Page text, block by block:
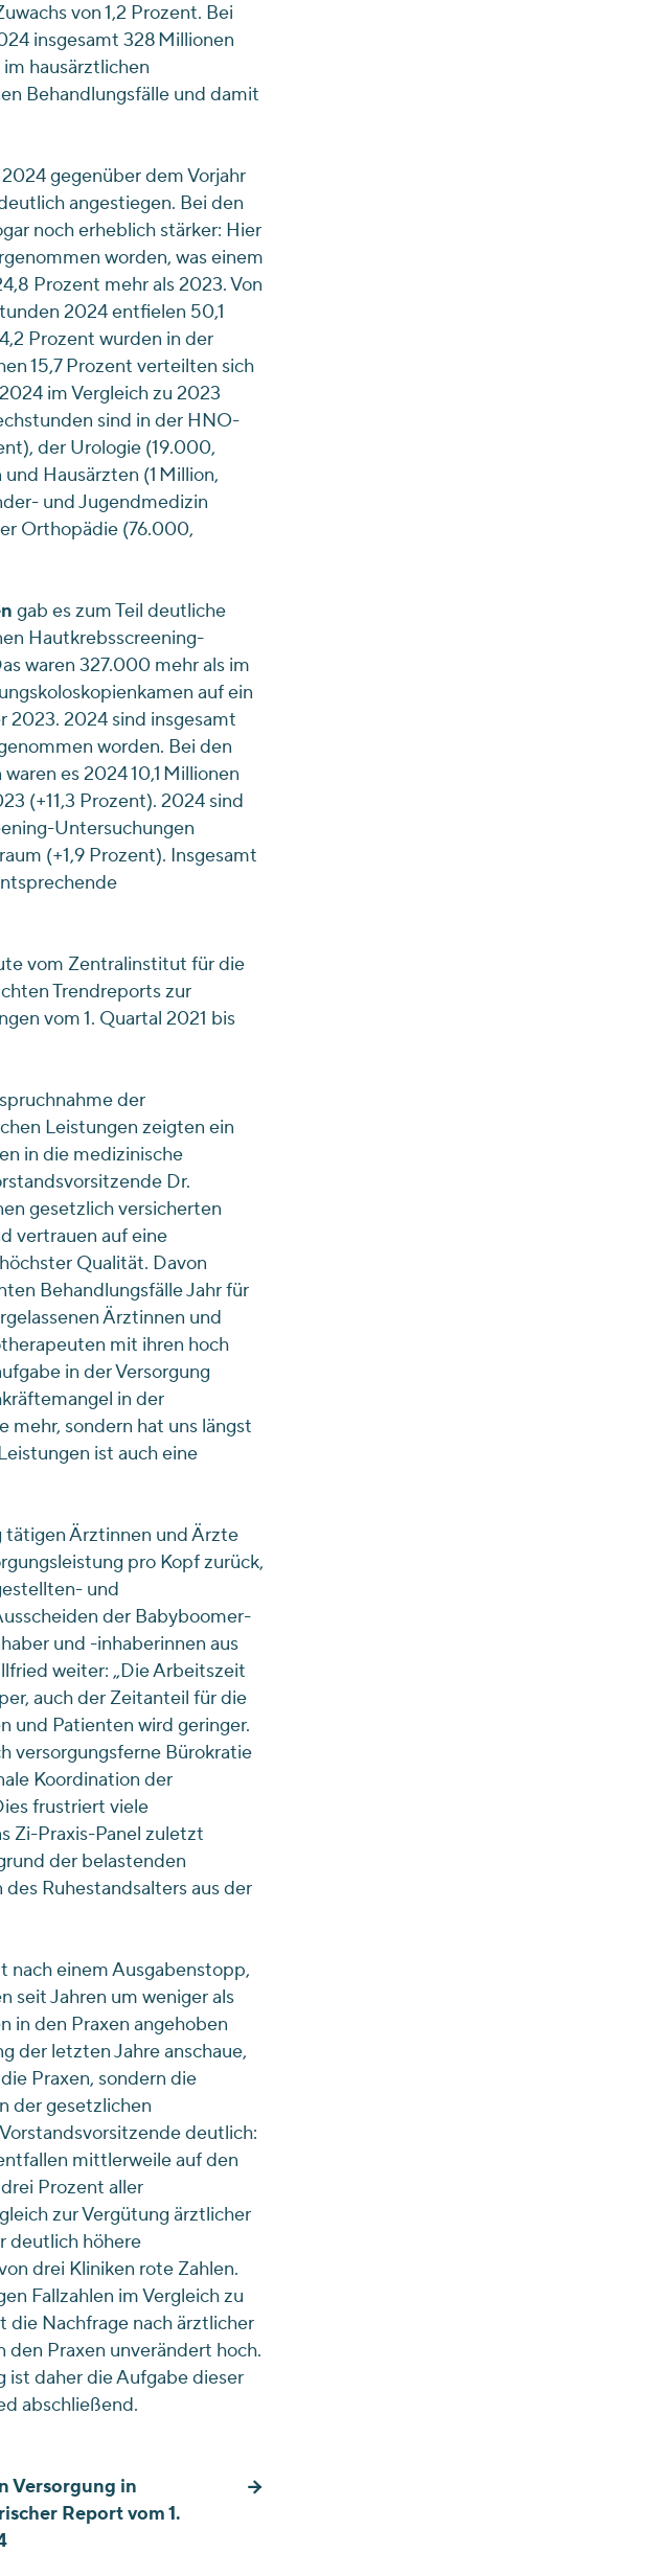
von 1,2 Prozent. Bei
insgesamt 328 Millionen
hausärztlichen
Behandlungsfälle und damit
gegenüber dem Vorjahr
angestiegen. Bei den
noch erheblich stärker: Hier
worden, was einem
Prozent mehr als 2023. Von
2024 entfielen 50,1
Prozent wurden in der
15,7 Prozent verteilten sich
im Vergleich zu 2023
sind in der HNO-
der Urologie (19.000,
Hausärzten (1 Million,
und Jugendmedizin
Orthopädie (76.000,
gab es zum Teil deutliche
Hautkrebsscreening-
waren 327.000 mehr als im
kamen auf ein
2023. 2024 sind insgesamt
worden. Bei den
es 2024 10,1 Millionen
(+11,3 Prozent). 2024 sind
Untersuchungen
(+1,9 Prozent). Insgesamt
vom Zentralinstitut für die
Trendreports zur
vom 1. Quartal 2021 bis
der
Leistungen zeigten ein
in die medizinische
Dr.
gesetzlich versicherten
vertrauen auf eine
Qualität. Davon
Behandlungsfälle Jahr für
Ärztinnen und
mit ihren hoch
in der Versorgung
in der
mehr, sondern hat uns längst
ist auch eine
tätigen Ärztinnen und Ärzte
pro Kopf zurück,
und
der Babyboomer-
und -inhaberinnen aus
weiter: „Die Arbeitszeit
auch der Zeitanteil für die
und Patienten wird geringer.
versorgungsferne Bürokratie
Koordination der
frustriert viele
Zi-Praxis-Panel zuletzt
der belastenden
Ruhestandsalters aus der
nach einem Ausgabenstopp,
seit Jahren um weniger als
in den Praxen angehoben
der letzten Jahre anschaue,
Praxen, sondern die
der gesetzlichen
deutlich:
mittlerweile auf den
Prozent aller
zur Vergütung ärztlicher
deutlich höhere
drei Kliniken rote Zahlen.
Fallzahlen im Vergleich zu
die Nachfrage nach ärztlicher
Praxen unverändert hoch.
ist daher die Aufgabe dieser
abschließend.
Versorgung in
Report vom 1.